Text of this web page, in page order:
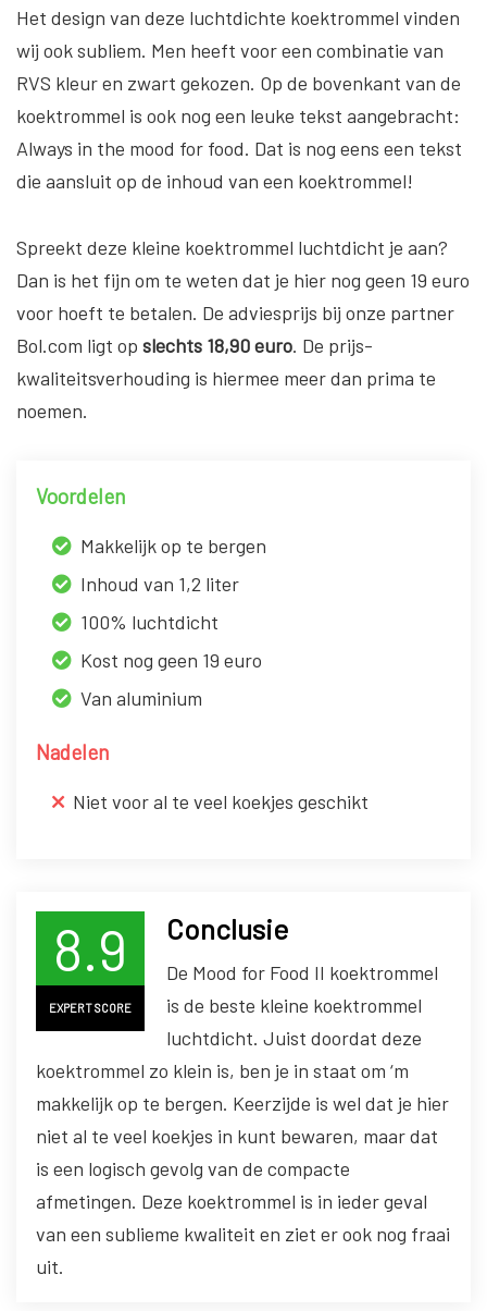
Het design van deze luchtdichte koektrommel vinden
wij ook subliem. Men heeft voor een combinatie van
RVS kleur en zwart gekozen. Op de bovenkant van de
koektrommel is ook nog een leuke tekst aangebracht:
Always in the mood for food. Dat is nog eens een tekst
die aansluit op de inhoud van een koektrommel!
Spreekt deze kleine koektrommel luchtdicht je aan?
Dan is het fijn om te weten dat je hier nog geen 19 euro
voor hoeft te betalen. De adviesprijs bij onze partner
Bol.com ligt op slechts 18,90 euro. De prijs-
kwaliteitsverhouding is hiermee meer dan prima te
noemen.
Voordelen
Makkelijk op te bergen
Inhoud van 1,2 liter
100% luchtdicht
Kost nog geen 19 euro
Van aluminium
Nadelen
Niet voor al te veel koekjes geschikt
8.9
EXPERT SCORE
Conclusie
De Mood for Food II koektrommel
is de beste kleine koektrommel
luchtdicht. Juist doordat deze
koektrommel zo klein is, ben je in staat om ‘m
makkelijk op te bergen. Keerzijde is wel dat je hier
niet al te veel koekjes in kunt bewaren, maar dat
is een logisch gevolg van de compacte
afmetingen. Deze koektrommel is in ieder geval
van een sublieme kwaliteit en ziet er ook nog fraai
uit.